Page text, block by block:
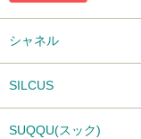
シャネル
SILCUS
SUQQU(スック)